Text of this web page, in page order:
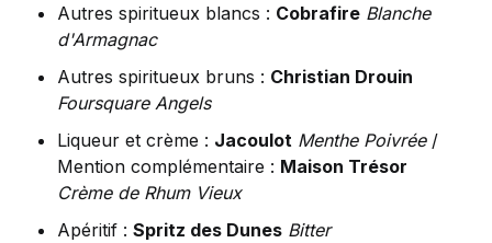
Autres spiritueux blancs : Cobrafire Blanche
d'Armagnac
Autres spiritueux bruns : Christian Drouin
Foursquare Angels
Liqueur et crème : Jacoulot Menthe Poivrée/
Mention complémentaire : Maison Trésor
Crème de Rhum Vieux
Apéritif :Spritz des Dunes Bitter